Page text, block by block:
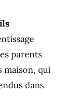
parents
maison, qui
dans